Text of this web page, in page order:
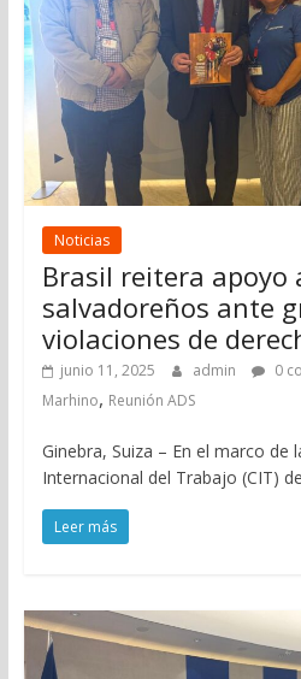
Noticias
Brasil reitera apoyo
salvadoreños ante
violaciones de
junio 11, 2025 admin 0
Marhino, Reunión ADS
Ginebra, Suiza – En el marco de
Internacional del Trabajo (CIT)
Leer más